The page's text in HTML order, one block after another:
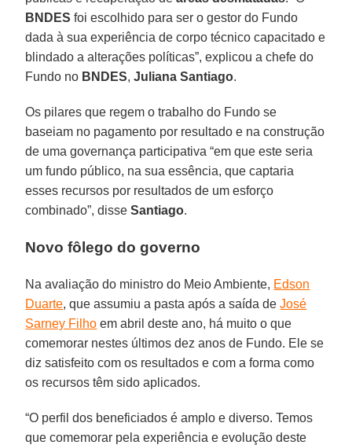
BNDES foi escolhido para ser o gestor do Fundo
dada à sua experiência de corpo técnico capacitado e
blindado a alterações políticas”, explicou a chefe do
Fundo no BNDES,Juliana Santiago.
Os pilares que regem o trabalho do Fundo se
baseiam no pagamento por resultado e na construção
de uma governança participativa “em que este seria
um fundo público, na sua essência, que captaria
esses recursos por resultados de um esforço
combinado”, disseSantiago.
Novo fôlego do governo
Na avaliação do ministro do Meio Ambiente, Edson
Duarte, que assumiu a pasta após a saída deJosé
Sarney Filho em abril deste ano, há muito o que
comemorar nestes últimos dez anos de Fundo. Ele se
diz satisfeito com os resultados e com a forma como
os recursos têm sido aplicados.
“O perfil dos beneficiados é amplo e diverso. Temos
que comemorar pela experiência e evolução deste